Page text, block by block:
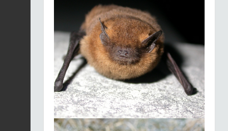
Fiche espèce
Grand rhinolophe |
Rhinolophus
ferrumequinum
2026-07-30 00:00:00
Fiche espèce
Grand rhinolophe |
Rhinolophus
ferrumequinum
2026-07-30 00:00:00